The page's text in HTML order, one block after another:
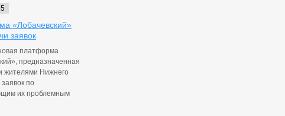
«Лобачевский»
заявок
платформа
предназначенная
жителями Нижнего
по
их проблемным